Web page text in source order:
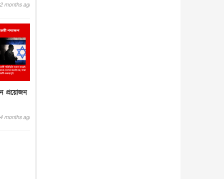
2 months ago
প্রয়োজন
4 months ago